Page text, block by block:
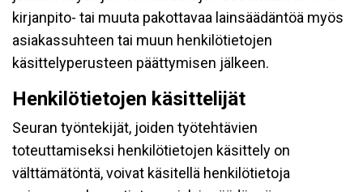
kirjanpito- tai muuta pakottavaa lainsäädäntöä myös
asiakassuhteen tai muun henkilötietojen
käsittelyperusteen päättymisen jälkeen.
Henkilötietojen käsittelijät
Seuran työntekijät, joiden työtehtävien
toteuttamiseksi henkilötietojen käsittely on
välttämätöntä, voivat käsitellä henkilötietoja